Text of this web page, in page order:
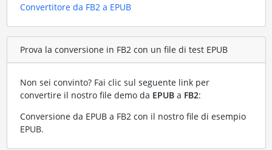
Convertitore da FB2 a EPUB
Prova la conversione in FB2 con un file di test EPUB
Non sei convinto? Fai clic sul seguente link per
convertire il nostro file demo da EPUBa FB2:
Conversione da EPUB a FB2 con il nostro file di esempio
EPUB.